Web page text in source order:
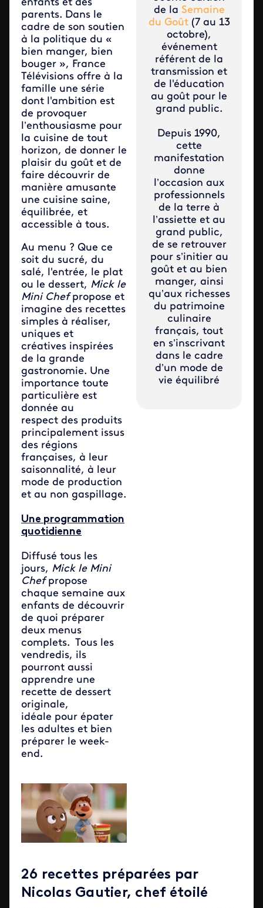
enfants et des
parents. Dans le
cadre de son soutien
à la politique du «
bien manger, bien
bouger », France
Télévisions offre à la
famille une série
dont l'ambition est
de provoquer
l’enthousiasme pour
la cuisine de tout
horizon, de donner le
plaisir du goût et de
faire découvrir de
manière amusante
une cuisine saine,
équilibrée, et
accessible à tous.
Au menu ? Que ce
soit du sucré, du
salé, l'entrée, le plat
ou le dessert, Mick le
Mini Chefpropose et
imagine des recettes
simples à réaliser,
uniques et
créatives inspirées
de la grande
gastronomie. Une
importance toute
particulière est
donnée au
respect des produits
principalement issus
des régions
françaises, à leur
saisonnalité, à leur
mode de production
et au non gaspillage.
Une programmation
quotidienne
Diffusé tous les
jours, Mick le Mini
Chefpropose
chaque semaine aux
enfants de découvrir
de quoi préparer
deux menus
complets. Tous les
vendredis, ils
pourront aussi
apprendre une
recette de dessert
originale,
idéale pour épater
les adultes et bien
préparer le week-
end.
de la Semaine
du Goût(7 au 13
octobre),
événement
référent de la
transmission et
de l'éducation
au goût pour le
grand public.
Depuis 1990,
cette
manifestation
donne
l’occasion aux
professionnels
de la terre à
l’assiette et au
grand public,
de se retrouver
pour s’initier au
goût et au bien
manger, ainsi
qu’aux richesses
du patrimoine
culinaire
français, tout
en s’inscrivant
dans le cadre
d’un mode de
vie équilibré
26 recettes préparées par
Nicolas Gautier, chef étoilé